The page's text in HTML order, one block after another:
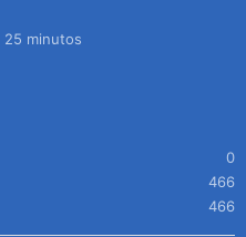
25 minutos
0
466
466